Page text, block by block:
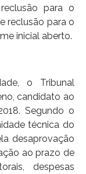
para o
reclusão para o
inicial aberto.
o Tribunal
candidato ao
Segundo o
técnica do
desaprovação
ao prazo de
despesas